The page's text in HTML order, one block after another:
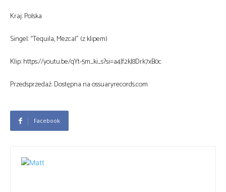
Kraj: Polska
Singel: “Tequila, Mezcal” (z klipem)
Klip: https://youtu.be/qYt-5m_ki_s?si=a4Jf2kJ8Drk7xB0c
Przedsprzedaż: Dostępna na ossuaryrecords.com
Facebook